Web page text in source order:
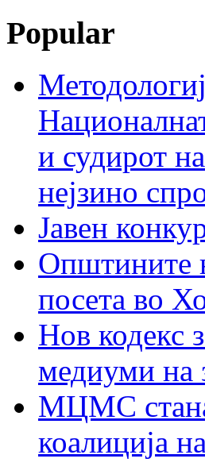
Popular
и судирот
нејзино
Јавен
Општините
посета во
Нов кодекс
медиуми на
МЦМС стана
коалиција